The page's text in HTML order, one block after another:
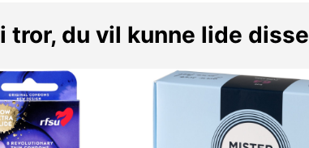
tror, du vil kunne lide disse